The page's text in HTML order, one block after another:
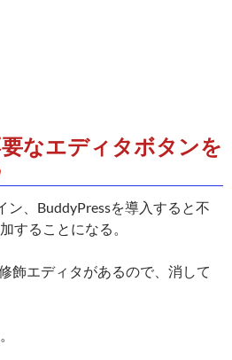
なエディタボタンを
ン、BuddyPressを導入すると不
することになる。
飾エディタがあるので、消して